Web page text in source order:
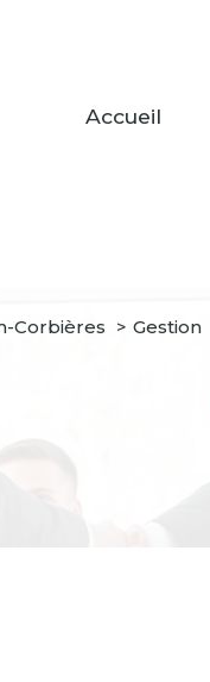
accueil
Corbières Gestion